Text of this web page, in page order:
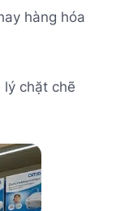
hàng hóa
chặt chẽ